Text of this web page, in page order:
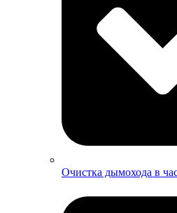
Очистка дымохода в